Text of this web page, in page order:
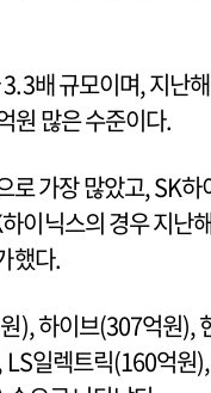
배 규모이며, 지난해
원 많은 수준이다.
로 가장 많았고, SK하
이닉스의 경우 지난
했다.
), 하이브(307억원),
일렉트릭(160억원),